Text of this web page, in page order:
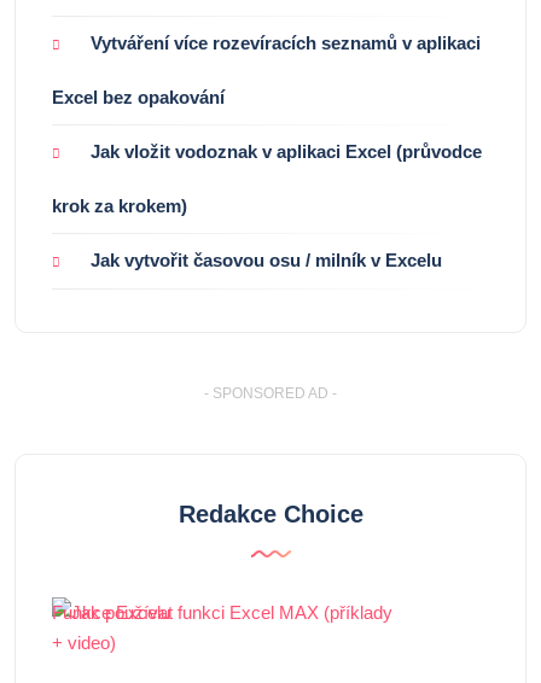
Vytváření více rozevíracích seznamů v aplikaci
Excel bez opakování
Jak vložit vodoznak v aplikaci Excel (průvodce
krok za krokem)
Jak vytvořit časovou osu / milník v Excelu
- SPONSORED AD -
Redakce Choice
Funkce Excelu